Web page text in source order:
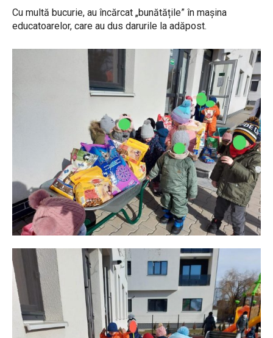
Cu multă bucurie, au încărcat „bunătățile” în mașina
educatoarelor, care au dus darurile la adăpost.